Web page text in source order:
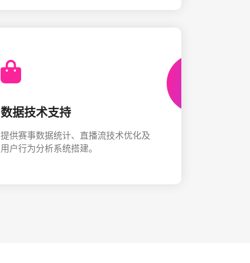
数据技术支持
提供赛事数据统计、直播流技术优化及
用户行为分析系统搭建。